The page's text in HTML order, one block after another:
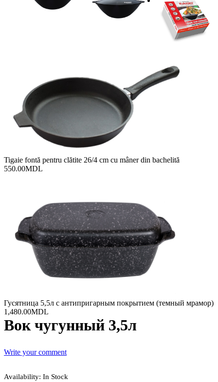
Tigaie fontă pentru clătite 26/4 cm cu mâner din bachelită
550.00MDL
Гусятница 5,5л с антипригарным покрытием (темный мрамор)
1,480.00MDL
Вок чугунный 3,5л
Write your comment
Availability: In Stock